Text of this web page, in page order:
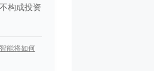
构成投资
能将如何